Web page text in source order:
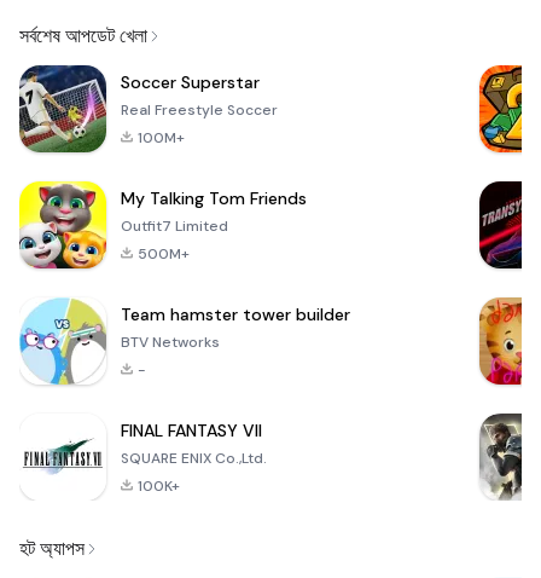
সর্বশেষ আপডেট খেলা
Soccer Superstar
Real Freestyle Soccer
100M+
My Talking Tom Friends
Outfit7 Limited
500M+
Team hamster tower builder
BTV Networks
-
FINAL FANTASY VII
SQUARE ENIX Co.,Ltd.
100K+
হট অ্যাপস